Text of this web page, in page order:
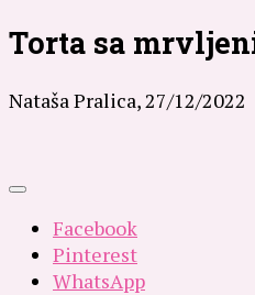
Torta sa
Nataša Pralica,27/12/2022
Facebook
Pinterest
WhatsApp